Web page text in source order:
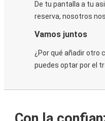
De tu pantalla a tu
reserva, nosotros
Vamos juntos
¿Por qué añadir otro
puedes optar por el